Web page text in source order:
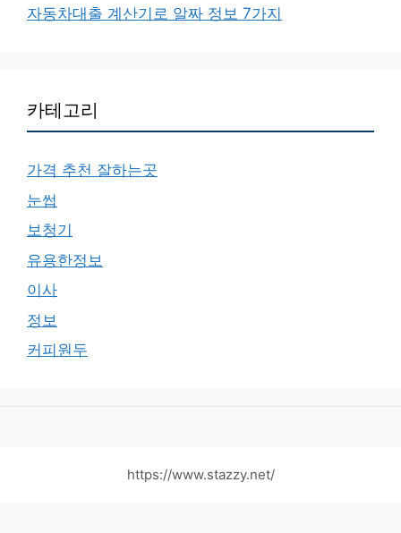
자동차대출 계산기로 알짜 정보 7가지
카테고리
가격 추천 잘하는곳
눈썹
보청기
유용한정보
이사
정보
커피원두
https://www.stazzy.net/